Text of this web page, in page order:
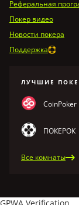
Реферальная
Покер видео
Новости покера
Поддержка
ЛУЧШИЕ
CoinPoker
ПОКЕРОК
Все комнаты